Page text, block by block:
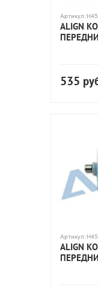
Артикул:
ALIGN
535
Артикул:
ALIGN